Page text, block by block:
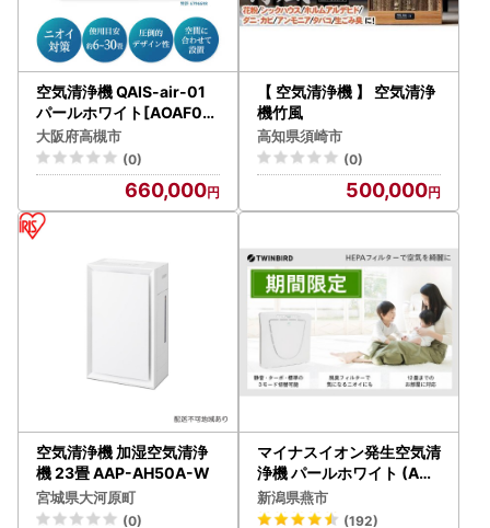
空気清浄機 QAIS-air-01
パールホワイト[AOAF00
8] 空気清浄機
大阪府高槻市
(0)
660,000
【 空気清浄機 】 空気清浄
機竹風
高知県須崎市
(0)
500,000
空気清浄機 加湿空気清浄
機 23畳 AAP-AH50A-W
宮城県大河原町
(0)
マイナスイオン発生空気清
浄機 パールホワイト (AC-
D358PW)
新潟県燕市
(192)